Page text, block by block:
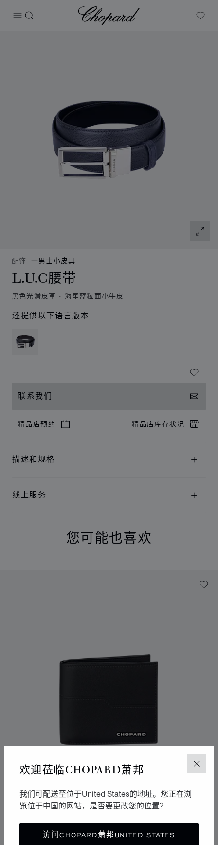
关闭
欢迎莅临CHOPARD萧邦
我们可配送至位于United States的地址。您正在浏
览位于中国的网站，是否要更改您的位置？
访问CHOPARD萧邦UNITED STATES
打开菜单
搜索
Chopard
My
配饰 男士小皮具
L.U.C腰带
黑色光滑皮革 - 海军蓝粒面小牛皮
还提供以下语言版本
联系我们
精品店预约 精品店库存状况
描述和规格
线上服务
您可能也喜欢
HERITAGE小号钱包